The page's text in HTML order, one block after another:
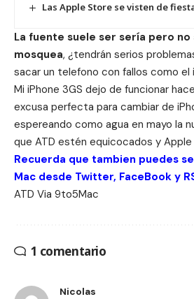
Las Apple Store se visten de
La fuente suele ser sería pero
mosquea, ¿tendrán serios
sacar un telefono con fallos como el
Mi iPhone 3GS dejo de funcionar
excusa perfecta para cambiar de
espereando como agua en mayo la
que ATD estén equicocados y Apple
Recuerda que tambien puedes
Mac desde Twitter, FaceBook y
ATD Via 9to5Mac
1 comentario
Nicolas